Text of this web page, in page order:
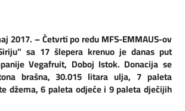
2017. – Četvrti po redu MFS-EMMAUS-ov
sa 17 šlepera krenuo je danas put
Vegafruit, Doboj Istok. Donacija se
brašna, 30.015 litara ulja, 7 paleta
džema, 6 paleta odjeće i 9 paleta dječijih